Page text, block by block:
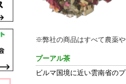
※弊社の商品はすべて農薬
プーアル茶
ビルマ国境に近い雲南省の